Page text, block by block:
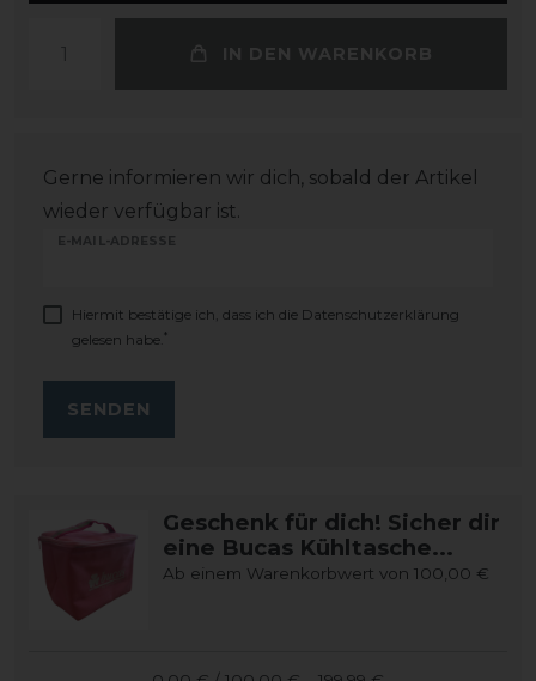
IN DEN WARENKORB
Gerne informieren wir dich, sobald der Artikel
wieder verfügbar ist.
E-MAIL-ADRESSE
Hiermit bestätige ich, dass ich die Daten­schutz­erklärung
gelesen habe. *
SENDEN
Geschenk für dich! Sicher dir
eine Bucas Kühltasche...
Ab einem Warenkorbwert von 100,00 €